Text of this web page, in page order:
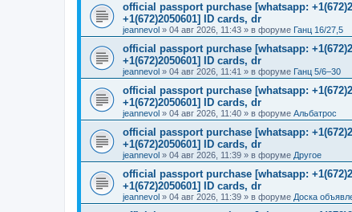
official passport purchase [whatsapp:
+1(672)2050601] ID cards, dr
jeannevol » 04 авг 2026, 11:43 » в форуме Ганц 16/27,5
official passport purchase [whatsapp:
+1(672)2050601] ID cards, dr
jeannevol » 04 авг 2026, 11:41 » в форуме Ганц 5/6–30
official passport purchase [whatsapp:
+1(672)2050601] ID cards, dr
jeannevol » 04 авг 2026, 11:40 » в форуме Альбатрос
official passport purchase [whatsapp:
+1(672)2050601] ID cards, dr
jeannevol » 04 авг 2026, 11:39 » в форуме Другое
official passport purchase [whatsapp:
+1(672)2050601] ID cards, dr
jeannevol » 04 авг 2026, 11:39 » в форуме Доска